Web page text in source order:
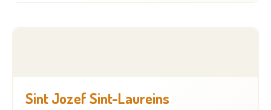
Sint Jozef Sint-Laureins